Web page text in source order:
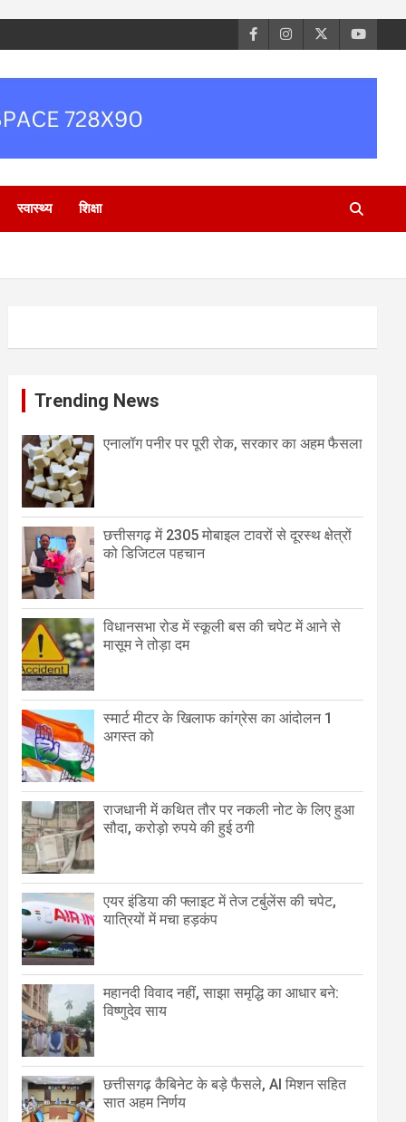
स्वास्थ्य शिक्षा
Trending News
एनालॉग पनीर पर पूरी रोक, सरकार का अहम फैसला
छत्तीसगढ़ में 2305 मोबाइल टावरों से दूरस्थ क्षेत्रों
को डिजिटल पहचान
विधानसभा रोड में स्कूली बस की चपेट में आने से
मासूम ने तोड़ा दम
स्मार्ट मीटर के खिलाफ कांग्रेस का आंदोलन 1
अगस्त को
राजधानी में कथित तौर पर नकली नोट के लिए हुआ
सौदा, करोड़ो रुपये की हुई ठगी
एयर इंडिया की फ्लाइट में तेज टर्बुलेंस की चपेट,
यात्रियों में मचा हड़कंप
महानदी विवाद नहीं, साझा समृद्धि का आधार बने:
विष्णुदेव साय
छत्तीसगढ़ कैबिनेट के बड़े फैसले, AI मिशन सहित
सात अहम निर्णय